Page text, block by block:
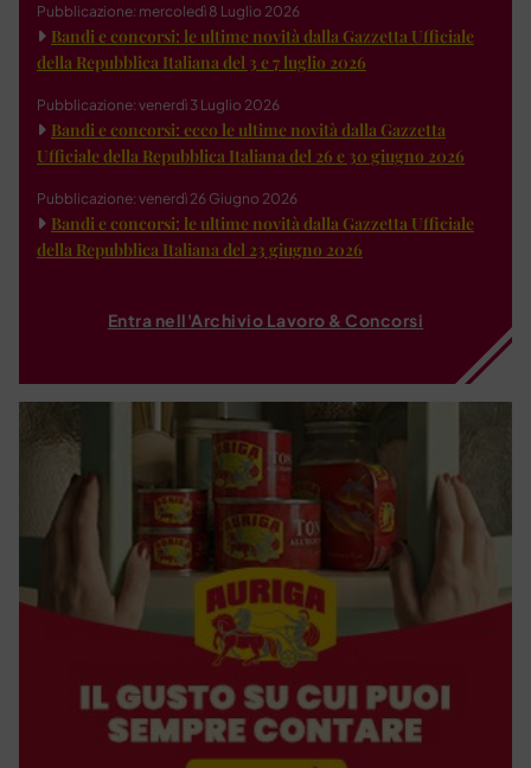
Pubblicazione: mercoledì 8 Luglio 2026
Bandi e concorsi: le ultime novità dalla Gazzetta Ufficiale
della Repubblica Italiana del 3 e 7 luglio 2026
Pubblicazione: venerdì 3 Luglio 2026
Bandi e concorsi: ecco le ultime novità dalla Gazzetta
Ufficiale della Repubblica Italiana del 26 e 30 giugno 2026
Pubblicazione: venerdì 26 Giugno 2026
Bandi e concorsi: le ultime novità dalla Gazzetta Ufficiale
della Repubblica Italiana del 23 giugno 2026
Entra nell'Archivio Lavoro & Concorsi